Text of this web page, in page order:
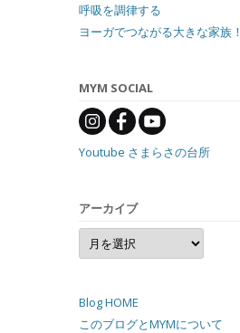
呼吸を調律する
ヨーガでつながる大きな家族！
MYM SOCIAL
Youtube さまらさの台所
アーカイブ
ア
ー
カ
Blog HOME
このブログとMYMについて